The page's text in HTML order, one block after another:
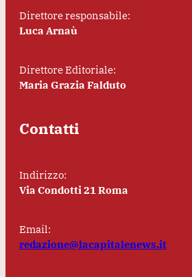
Direttore responsabile:
Luca Arnaù
Direttore Editoriale:
Maria Grazia Falduto
Contatti
Indirizzo:
Via Condotti 21 Roma
Email:
redazione@lacapitalenews.it